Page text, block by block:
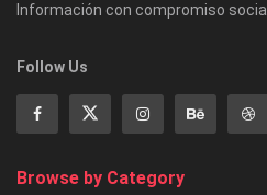
Información con compromiso social.
Follow Us
Browse by Category